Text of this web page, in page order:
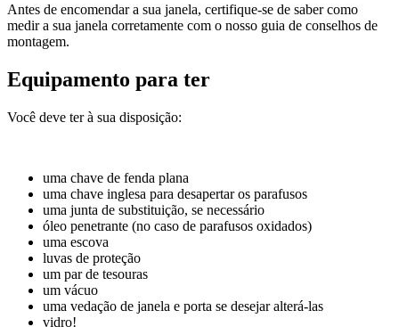
Antes de encomendar a sua janela, certifique-se de saber como
medir a sua janela corretamente com o nosso guia de conselhos de
montagem.
Equipamento para ter
Você deve ter à sua disposição:
uma chave de fenda plana
uma chave inglesa para desapertar os parafusos
uma junta de substituição, se necessário
óleo penetrante (no caso de parafusos oxidados)
uma escova
luvas de proteção
um par de tesouras
um vácuo
uma vedação de janela e porta se desejar alterá-las
vidro!